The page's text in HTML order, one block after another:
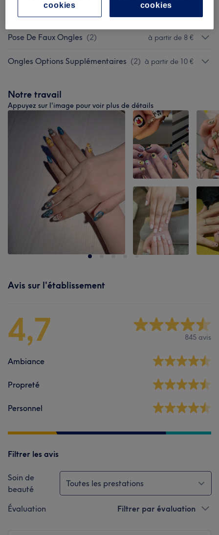
Pose De Faux Ongles (2) à partir de 8 €
Ongles Options Supplémentaires (2) à partir de 10 €
Notre travail
Appuyez sur l'image pour voir plus de détails
Avis sur l'établissement
4,7 845 avis
Ambiance
Propreté
Personnel
Filtrer les avis
Soin de
beauté
Toutes les prestations
Évaluation Filtrer par évaluation
cookies
cookies